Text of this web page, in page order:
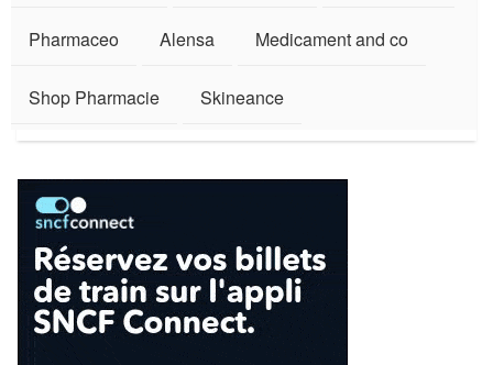
Pharmaceo Alensa Medicament and co
Shop Pharmacie Skineance